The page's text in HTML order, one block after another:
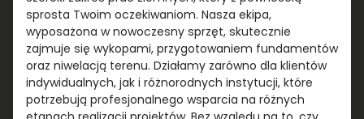
sprosta Twoim oczekiwaniom. Nasza ekipa,
wyposażona w nowoczesny sprzęt, skutecznie
zajmuje się wykopami, przygotowaniem fundamentów
oraz niwelacją terenu. Działamy zarówno dla klientów
indywidualnych, jak i różnorodnych instytucji, które
potrzebują profesjonalnego wsparcia na różnych